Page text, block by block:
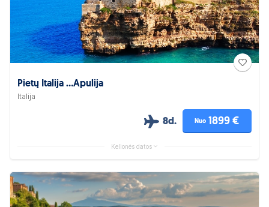
Pietų Italija ...Apulija
Italija
8d. Nuo 1899 €
Kelionės datos